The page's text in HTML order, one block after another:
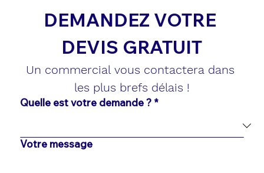
DEVIS GRATUIT
Un commercial vous contactera dans
les plus brefs délais !
Quelle est votre demande ? *
Votre message